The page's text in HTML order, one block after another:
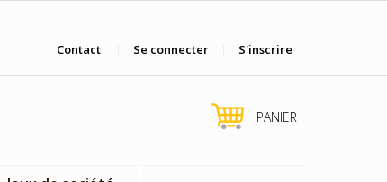
Contact Se connecter S'inscrire
PANIER